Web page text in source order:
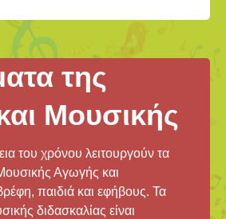
της
Μουσικής
του χρόνου λειτουργούν τα
Αγωγής και
παιδιά και εφήβους. Τα
διδασκαλίας είναι